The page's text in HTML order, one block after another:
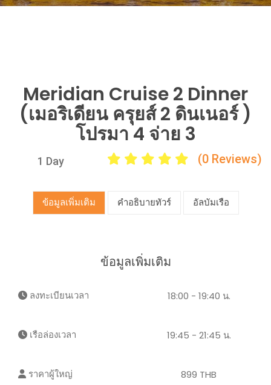
Meridian Cruise 2 Dinner
(เมอริเดียน ครุยส์ 2 ดินเนอร์ )
โปรมา 4 จ่าย 3
1 Day (0 Reviews)
ข้อมูลเพิ่มเติม คำอธิบายทัวร์ อัลบัมเรือ
ข้อมูลเพิ่มเติม
ลงทะเบียนเวลา
เรือล่องเวลา
ราคาผู้ใหญ่
18:00 - 19:40 น.
19:45 - 21:45 น.
899 THB